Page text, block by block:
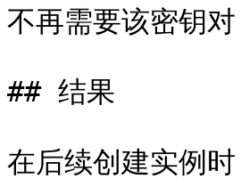
不再需要该密钥
## 结果
在后续创建实例